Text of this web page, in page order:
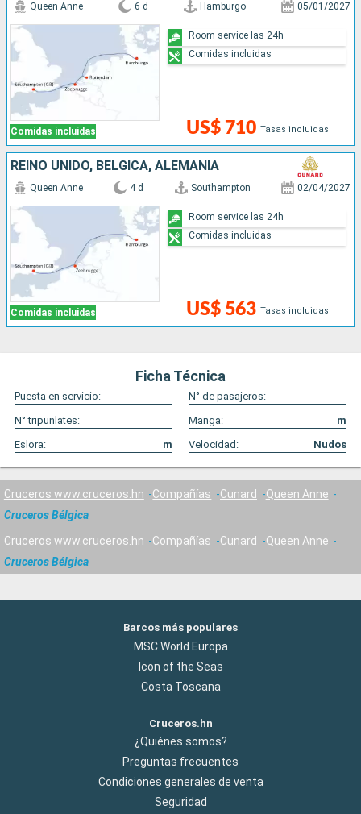
Comidas incluidas
Queen Anne 6 d Hamburgo 05/01/2027
US$ 710 Tasas incluidas
Room service las 24h
Comidas incluidas
REINO UNIDO, BÉLGICA, ALEMANIA
Comidas incluidas
Queen Anne 4 d Southampton 02/04/2027
US$ 563 Tasas incluidas
Room service las 24h
Comidas incluidas
Ficha Técnica
Puesta en servicio:
N° de pasajeros:
N° tripunlates:
Manga:
m
Eslora:
m Velocidad: Nudos
Cruceros www.cruceros.hn Compañías Cunard
Queen Anne
Cruceros Bélgica
Cruceros www.cruceros.hn Compañías Cunard
Queen Anne
Cruceros Bélgica
Barcos más populares
MSC World Europa
Icon of the Seas
Costa Toscana
Cruceros.hn
¿Quiénes somos?
Preguntas frecuentes
Condiciones generales de venta
Seguridad